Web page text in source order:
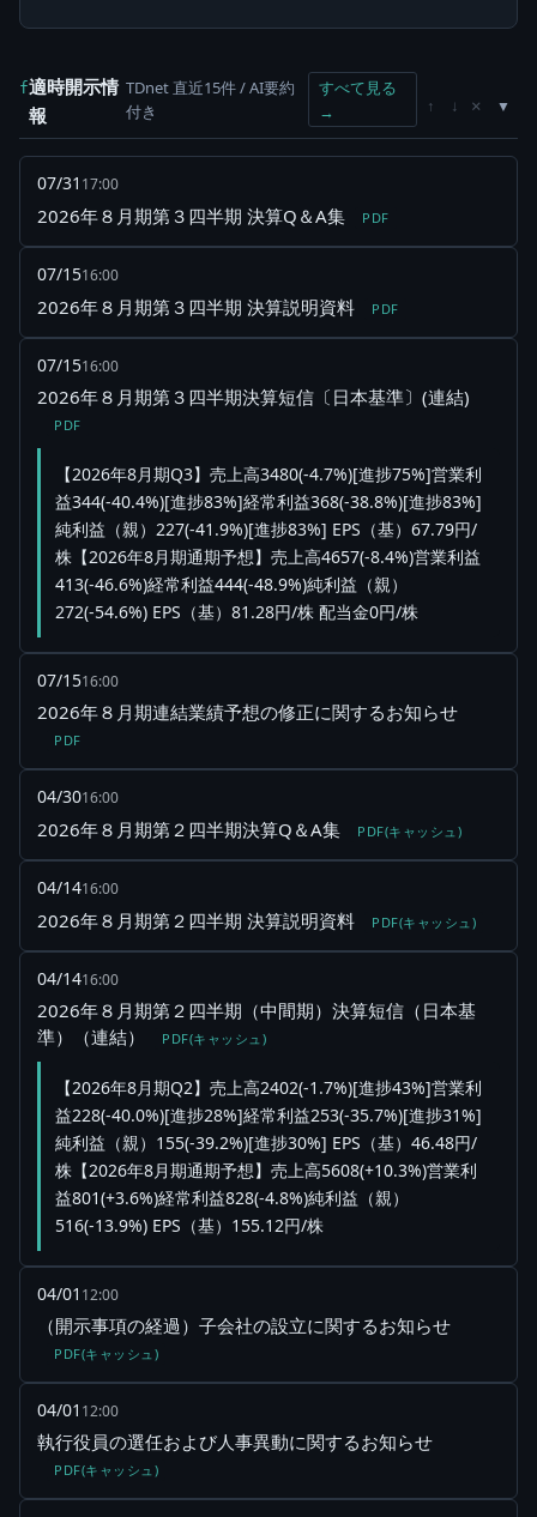
f適時開示情
報
TDnet 直近15件 / AI要約
付き
すべて見る
→
↑ ↓ ×
07/31 17:00
2026年８月期第３四半期 決算Q＆A集 PDF
07/1516:00
2026年８月期第３四半期 決算説明資料 PDF
07/1516:00
2026年８月期第３四半期決算短信〔日本基準〕(連結)
PDF
【2026年8月期Q3】売上高3480(-4.7%)[進捗75%]営業利
益344(-40.4%)[進捗83%]経常利益368(-38.8%)[進捗83%]
純利益（親）227(-41.9%)[進捗83%] EPS（基）67.79円/
株【2026年8月期通期予想】売上高4657(-8.4%)営業利益
413(-46.6%)経常利益444(-48.9%)純利益（親）
272(-54.6%) EPS（基）81.28円/株 配当金0円/株
07/1516:00
2026年８月期連結業績予想の修正に関するお知らせ
PDF
04/3016:00
2026年８月期第２四半期決算Q＆A集 PDF(キャッシュ)
04/1416:00
2026年８月期第２四半期 決算説明資料 PDF(キャッシュ)
04/1416:00
2026年８月期第２四半期（中間期）決算短信（日本基
準）（連結）
PDF(キャッシュ)
【2026年8月期Q2】売上高2402(-1.7%)[進捗43%]営業利
益228(-40.0%)[進捗28%]経常利益253(-35.7%)[進捗31%]
純利益（親）155(-39.2%)[進捗30%] EPS（基）46.48円/
株【2026年8月期通期予想】売上高5608(+10.3%)営業利
益801(+3.6%)経常利益828(-4.8%)純利益（親）
516(-13.9%) EPS（基）155.12円/株
04/01 12:00
（開示事項の経過）子会社の設立に関するお知らせ
PDF(キャッシュ)
04/01 12:00
執行役員の選任および人事異動に関するお知らせ
PDF(キャッシュ)